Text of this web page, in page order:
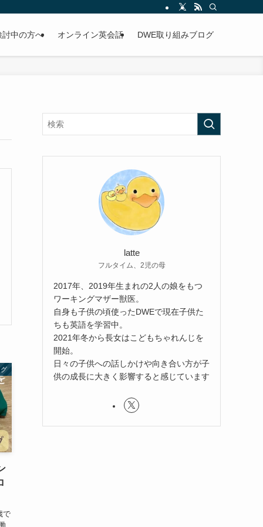
討中の方へ オンライン英会話 DWE取り組みブログ
で
latte
フルタイム、2児の母
2017年、2019年生まれの2人の娘をもつ
ワーキングマザー獣医。
自身も子供の頃使ったDWEで現在子供た
ちも英語を学習中。
2021年冬から長女はこどもちゃれんじを
開始。
日々の子供への話しかけや向き合い方が子
供の成長に大きく影響すると感じています